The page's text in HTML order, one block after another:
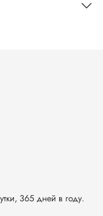
365 дней в году.